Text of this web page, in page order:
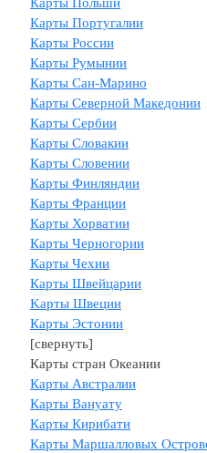
Карты Польши
Карты Португалии
Карты России
Карты Румынии
Карты Сан-Марино
Карты Северной Македонии
Карты Сербии
Карты Словакии
Карты Словении
Карты Финляндии
Карты Франции
Карты Хорватии
Карты Черногории
Карты Чехии
Карты Швейцарии
Kарты Швеции
Карты Эстонии
[свернуть]
Карты стран Океании
Карты Австралии
Карты Вануату
Карты Кирибати
Карты Маршалловых